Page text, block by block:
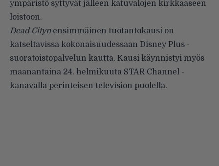
ympäristö syttyvät jälleen katuvalojen kirkkaaseen
loistoon.
Dead Citynensimmäinen tuotantokausi on
katseltavissa kokonaisuudessaan Disney Plus -
suoratoistopalvelun kautta. Kausi käynnistyi myös
maanantaina 24. helmikuuta STAR Channel -
kanavalla perinteisen television puolella.